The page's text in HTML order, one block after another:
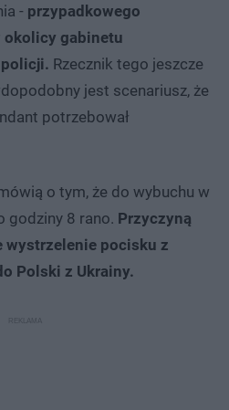
- przypadkowego
gabinetu
policji. Rzecznik tego jeszcze
jest scenariusz, że
potrzebował
o tym, że do wybuchu w
godziny 8 rano. Przyczyną
wystrzelenie pocisku z
Polski z Ukrainy.